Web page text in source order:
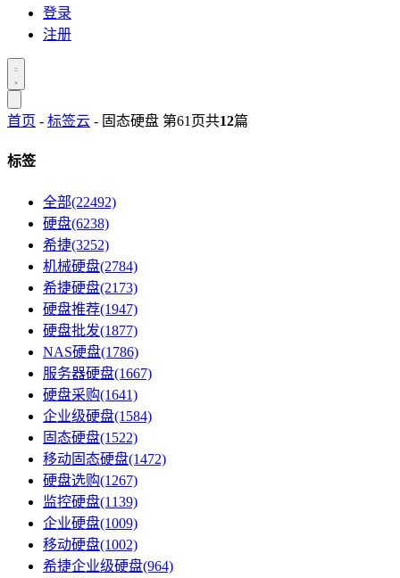
登录
注册
首页 - 标签云 - 固态硬盘 第61页共12篇
标签
全部(22492)
硬盘(6238)
希捷(3252)
机械硬盘(2784)
希捷硬盘(2173)
硬盘推荐(1947)
硬盘批发(1877)
NAS硬盘(1786)
服务器硬盘(1667)
硬盘采购(1641)
企业级硬盘(1584)
固态硬盘(1522)
移动固态硬盘(1472)
硬盘选购(1267)
监控硬盘(1139)
企业硬盘(1009)
移动硬盘(1002)
希捷企业级硬盘(964)